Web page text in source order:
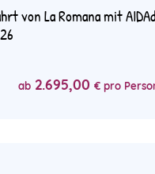
von La Romana mit
ab 2.695,00 € pro